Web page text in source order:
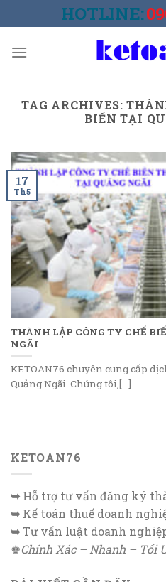
to
HOTLINE:
TAG ARCHIVES:
BIẾN TẠI
THÀNH LẬP CÔNG TY CHẾ
NGÃI
KETOAN76 chuyên cung cấp
Quảng Ngãi. Chúng tôi,[...]
17
Th5
KETOAN76
➥Hỗ trợ tư vấn đăng ký
➥Kế toán thuế doanh
➥Tư vấn luật doanh
♚Chính Xác – Nhanh – Tối